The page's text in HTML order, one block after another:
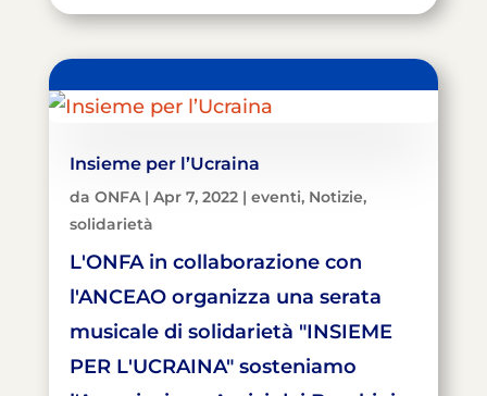
Insieme per l’Ucraina
da ONFA| Apr 7, 2022| eventi, Notizie,
solidarietà
L'ONFA in collaborazione con
l'ANCEAO organizza una serata
musicale di solidarietà "INSIEME
PER L'UCRAINA" sosteniamo